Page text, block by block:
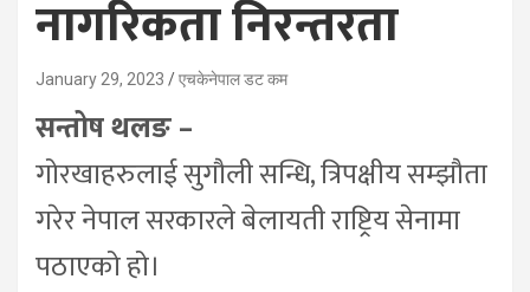
नागरिकता निरन्तरता
January 29, 2023 एचकेनेपाल डट कम
सन्तोष थलङ –
गोरखाहरुलाई सुगौली सन्धि, त्रिपक्षीय सम्झौता
गरेर नेपाल सरकारले बेलायती राष्ट्रिय सेनामा
पठाएको हो।